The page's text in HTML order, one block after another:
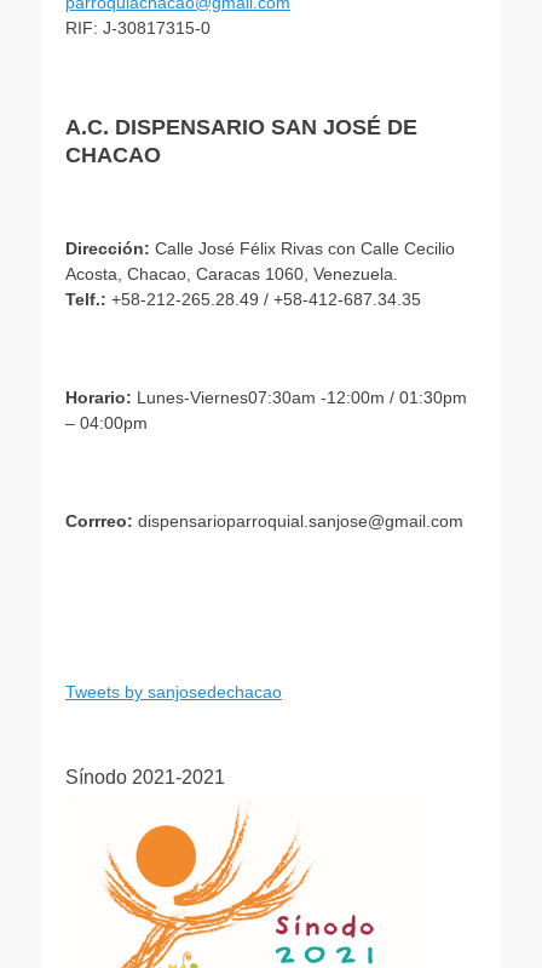
RIF: J-30817315-0
A.C. DISPENSARIO SAN JOSÉ DE
CHACAO
Dirección: Calle José Félix Rivas con Calle Cecilio
Acosta, Chacao, Caracas 1060, Venezuela.
Telf.: +58-212-265.28.49 / +58-412-687.34.35
Horario: Lunes-Viernes07:30am -12:00m / 01:30pm
– 04:00pm
Corrreo: dispensarioparroquial.sanjose@gmail.com
Tweets by sanjosedechacao
Sínodo 2021-2021